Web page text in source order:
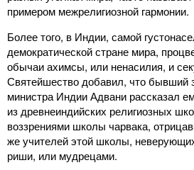
примером межрелигиозной гармонии.
Более того, в Индии, самой
демократической стране мира,
обычаи ахимсы, или ненасилия, и
Святейшество добавил, что бывший
министра Индии Адвани рассказал
из древнеиндийских религиозных
воззрениями школы чарвака,
же учителей этой школы,
риши, или мудрецами.